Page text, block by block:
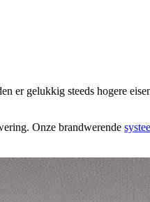
er gelukkig steeds hogere
Onze brandwerende